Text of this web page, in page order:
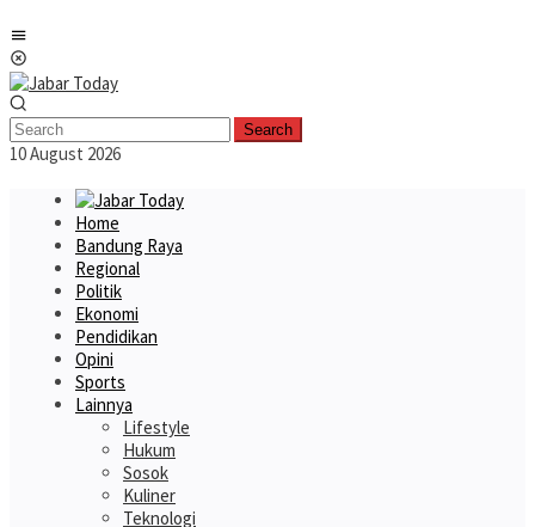
to
content
Search
10 August 2026
Home
Bandung Raya
Regional
Politik
Ekonomi
Pendidikan
Opini
Sports
Lainnya
Lifestyle
Hukum
Sosok
Kuliner
Teknologi